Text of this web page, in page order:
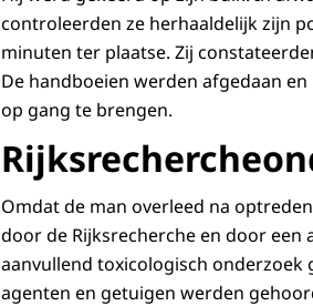
controleerden ze herhaaldelijk zijn
minuten ter plaatse. Zij
De handboeien werden afgedaan
op gang te brengen.
Omdat de man overleed na
door de Rijksrecherche en door een
aanvullend toxicologisch onderzoek
agenten en getuigen werden